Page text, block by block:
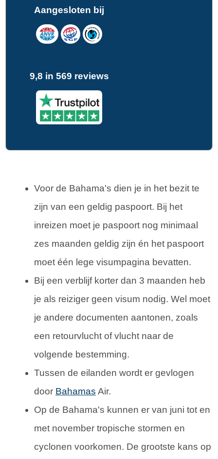
Aangesloten bij
9,8 in 569 reviews
Voor de Bahama's dien je in het bezit te
zijn van een geldig paspoort. Bij het
inreizen moet je paspoort nog minimaal
zes maanden geldig zijn én het paspoort
moet één lege visumpagina bevatten.
Bij een verblijf korter dan 3 maanden heb
je als reiziger geen visum nodig. Wel moet
je andere documenten aantonen, zoals
een retourvlucht of vlucht naar de
volgende bestemming.
Tussen de eilanden wordt er gevlogen
door Bahamas Air.
Op de Bahama's kunnen er van juni tot en
met november tropische stormen en
cyclonen voorkomen. De grootste kans op